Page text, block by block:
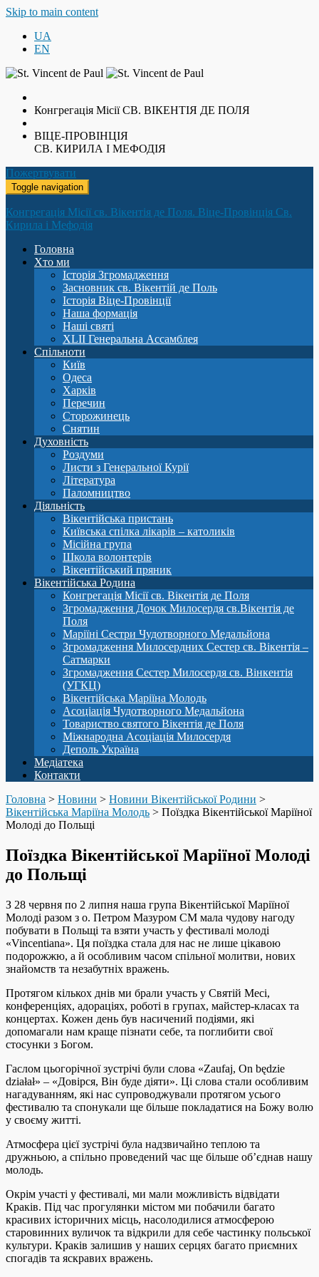
Skip to main content
UA
EN
Конгрегація МісіїСВ. ВІКЕНТІЯ ДЕ ПОЛЯ
ВІЦЕ-ПРОВІНЦІЯ
СВ. КИРИЛА І МЕФОДІЯ
Пожертвувати
Toggle navigation
Конгрегація Місії св. Вікентія де Поля. Віце-Провінція Св.
Кирила і Мефодія
Головна
Хто ми
Історія Згромадження
Засновник св. Вікентій де Поль
Історія Віце-Провінції
Наша формація
Наші святі
XLII Генеральна Ассамблея
Спільноти
Київ
Одеса
Харків
Перечин
Сторожинець
Снятин
Духовність
Роздуми
Листи з Генеральної Курії
Література
Паломництво
Діяльність
Вікентійська пристань
Київська спілка лікарів – католиків
Місійна група
Школа волонтерів
Вікентійський пряник
Вікентійська Родина
Конгрегація Місії св. Вікентія де Поля
Згромадження Дочок Милосердя св.Вікентія де
Поля
Маріїні Сестри Чудотворного Медальйона
Згромадження Милосердних Сестер св. Вікентія –
Сатмарки
Згромадження Сестер Милосердя св. Вінкентія
(УГКЦ)
Вікентійська Маріїна Молодь
Асоціація Чудотворного Медальйона
Товариство святого Вікентія де Поля
Міжнародна Асоціація Милосердя
Деполь Україна
Медіатека
Контакти
Головна > Новини > Новини Вікентійської Родини >
Вікентійська Маріїна Молодь > Поїздка Вікентійської Маріїної
Молоді до Польщі
Поїздка Вікентійської Маріїної Молоді
до Польщі
З 28 червня по 2 липня наша група Вікентійської Маріїної
Молоді разом з о. Петром Мазуром СМ мала чудову нагоду
побувати в Польщі та взяти участь у фестивалі молоді
«Vincentiana». Ця поїздка стала для нас не лише цікавою
подорожжю, а й особливим часом спільної молитви, нових
знайомств та незабутніх вражень.
Протягом кількох днів ми брали участь у Святій Месі,
конференціях, адораціях, роботі в групах, майстер-класах та
концертах. Кожен день був насичений подіями, які
допомагали нам краще пізнати себе, та поглибити свої
стосунки з Богом.
Гаслом цьогорічної зустрічі були слова «Zaufaj, On będzie
działał» – «Довірся, Він буде діяти». Ці слова стали особливим
нагадуванням, які нас супроводжували протягом усього
фестивалю та спонукали ще більше покладатися на Божу волю
у своєму житті.
Атмосфера цієї зустрічі була надзвичайно теплою та
дружньою, а спільно проведений час ще більше об’єднав нашу
молодь.
Окрім участі у фестивалі, ми мали можливість відвідати
Краків. Під час прогулянки містом ми побачили багато
красивих історичних місць, насолодилися атмосферою
старовинних вуличок та відкрили для себе частинку польської
культури. Краків залишив у наших серцях багато приємних
спогадів та яскравих вражень.